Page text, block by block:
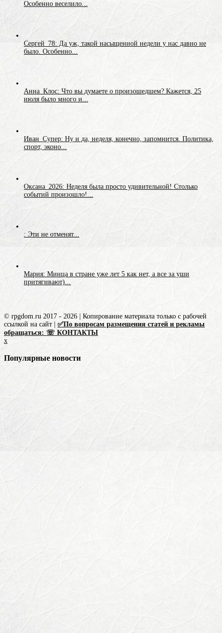
Особенно веселило...
Сергей_78: Да уж, такой насыщенной недели у нас давно не
было. Особенно...
Анна_Клос: Что вы думаете о произошедшем? Кажется, 25
июля было много и...
Иван_Супер: Ну и да, неделя, конечно, запомнится. Политика,
спорт, эконо...
Оксана_2026: Неделя была просто удивительной! Столько
событий произошло!...
: Эти не отменят...
Мария: Минца в стране уже лет 5 как нет, а все за уши
притягивают)...
© rpgdom.ru 2017 - 2026 | Копирование материала только с рабочей
ссылкой на сайт | ✅По вопросам размещения статей и рекламы
обращаться: ☏ КОНТАКТЫ
x
Популярные новости